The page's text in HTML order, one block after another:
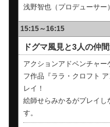
浅野智也（プロデューサー）
15:15～16:15
ドグマ風見と3人の仲
アクションアドベンチャ
フ作品『ララ・クロフト
レイ！
絵師せらみかるがプレイし
す。